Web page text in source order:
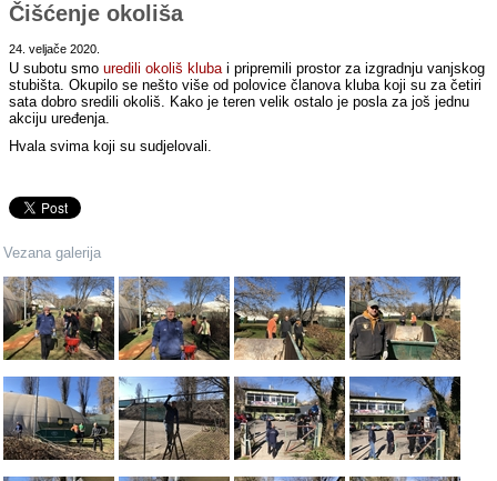
Čišćenje okoliša
24. veljače 2020.
U subotu smouredili okoliš klubai pripremili prostor za izgradnju vanjskog
stubišta. Okupilo se nešto više od polovice članova kluba koji su za četiri
sata dobro sredili okoliš. Kako je teren velik ostalo je posla za još jednu
akciju uređenja.
Hvala svima koji su sudjelovali.
Vezana galerija